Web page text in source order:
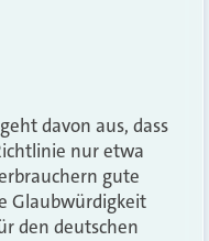
davon aus, dass
nur etwa
gute
Glaubwürdigkeit
den deutschen